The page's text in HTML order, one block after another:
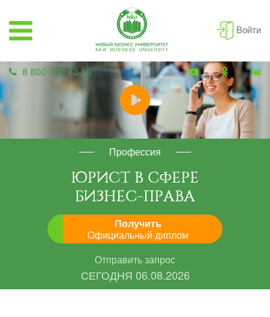
Войти
8 800 350 73 58
Профессия
ЮРИСТ В СФЕРЕ
БИЗНЕС-ПРАВА
Получить
Официальный диплом
Отправить запрос
СЕГОДНЯ 06.08.2026